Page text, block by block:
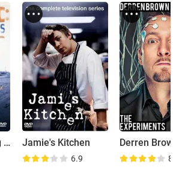
Pandemic: Facing AIDS Jamie's Kitchen
6.9 8.3